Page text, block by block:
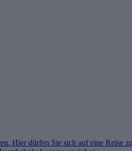
Hier dürfen Sie sich auf eine Reise